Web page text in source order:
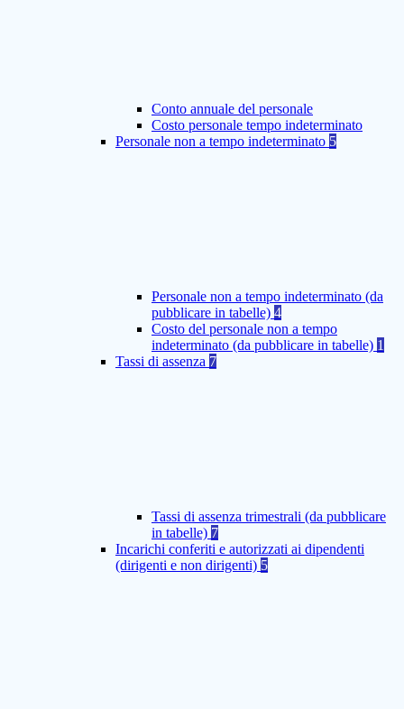
Conto annuale del personale
Costo personale tempo indeterminato
Personale non a tempo indeterminato 5
Personale non a tempo indeterminato (da
pubblicare in tabelle) 4
Costo del personale non a tempo
indeterminato (da pubblicare in tabelle) 1
Tassi di assenza 7
Tassi di assenza trimestrali (da pubblicare
in tabelle) 7
Incarichi conferiti e autorizzati ai dipendenti
(dirigenti e non dirigenti) 5